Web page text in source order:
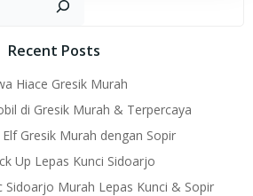
Recent Posts
Hiace Gresik Murah
di Gresik Murah & Terpercaya
Gresik Murah dengan Sopir
Up Lepas Kunci Sidoarjo
Sidoarjo Murah Lepas Kunci & Sopir